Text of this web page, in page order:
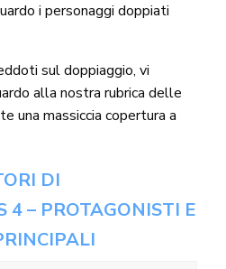
i personaggi doppiati
sul doppiaggio, vi
alla nostra rubrica delle
una massiccia copertura a
DI
4 – PROTAGONISTI E